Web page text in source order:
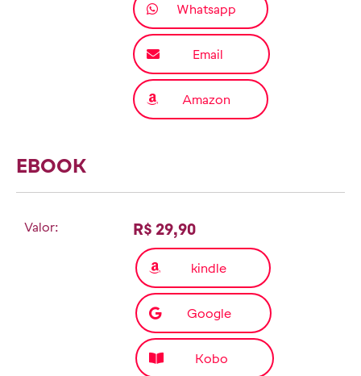
Whatsapp
Email
Amazon
EBOOK
Valor: R$ 29,90
kindle
Google
Kobo